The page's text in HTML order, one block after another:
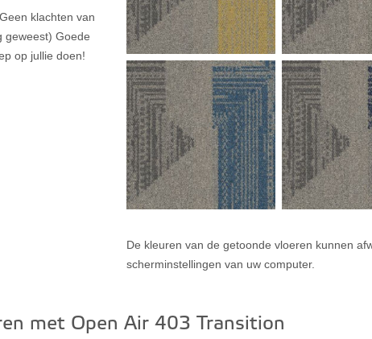
klachten van
geweest) Goede
op jullie doen!
De kleuren van de getoonde vloeren kunnen
scherminstellingen van uw computer.
met Open Air 403 Transition